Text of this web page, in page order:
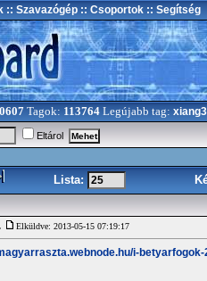
:: Szavazógép :: Csoportok :: Segítség
Tagok: 113764 Legújabb tag:
Eltárol
Lista:
Elküldve: 2013-05-15 07:19:17
i-betyarfogok-